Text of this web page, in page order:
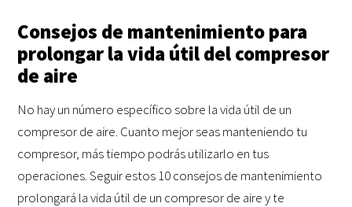
Consejos de mantenimiento para
prolongar la vida útil del compresor
de aire
No hay un número específico sobre la vida útil de un
compresor de aire. Cuanto mejor seas manteniendo tu
compresor, más tiempo podrás utilizarlo en tus
operaciones. Seguir estos 10 consejos de mantenimiento
prolongará la vida útil de un compresor de aire y te